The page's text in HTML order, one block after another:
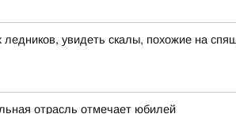
увидеть скалы, похожие на
отрасль отмечает юбилей